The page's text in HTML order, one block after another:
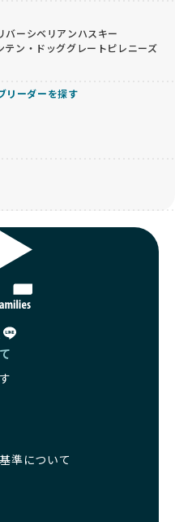
バーシベリアンハスキー
テン・ドッググレートピレニーズ
リーダーを探す
準について